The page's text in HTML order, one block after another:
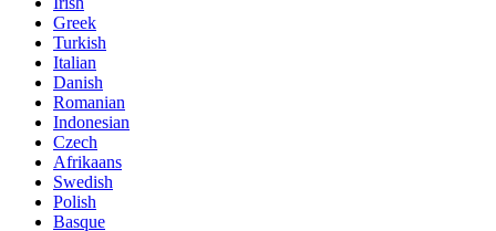
Greek
Turkish
Italian
Danish
Romanian
Indonesian
Czech
Afrikaans
Swedish
Polish
Basque